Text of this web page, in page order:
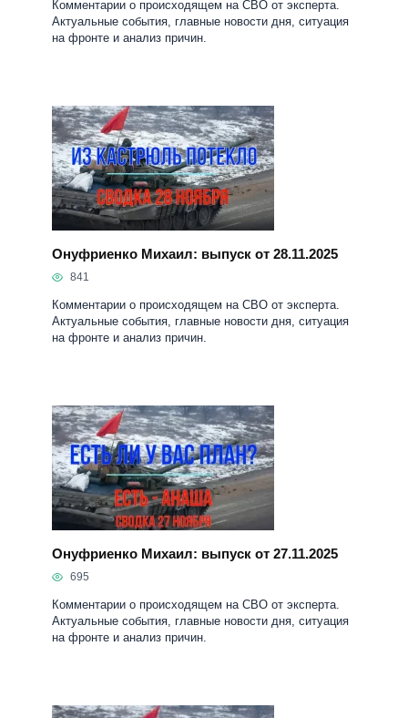
Комментарии о происходящем на СВО от эксперта.
Актуальные события, главные новости дня, ситуация
на фронте и анализ причин.
Онуфриенко Михаил: выпуск от 28.11.2025
841
Комментарии о происходящем на СВО от эксперта.
Актуальные события, главные новости дня, ситуация
на фронте и анализ причин.
Онуфриенко Михаил: выпуск от 27.11.2025
695
Комментарии о происходящем на СВО от эксперта.
Актуальные события, главные новости дня, ситуация
на фронте и анализ причин.